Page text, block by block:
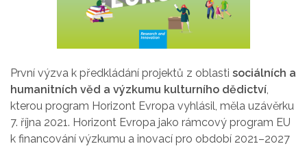
První výzva k předkládání projektů z oblasti sociálních a
humanitních věd a výzkumu kulturního dědictví
kterou program Horizont Evropa vyhlásil, měla uzávěrku
7. října 2021. Horizont Evropa jako rámcový program EU
k financování výzkumu a inovací pro období 2021–2027